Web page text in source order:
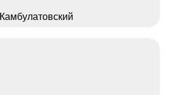
Камбулатовский